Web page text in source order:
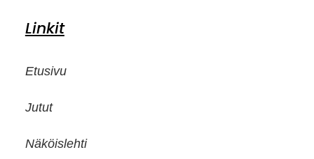
Linkit
Etusivu
Jutut
Näköislehti